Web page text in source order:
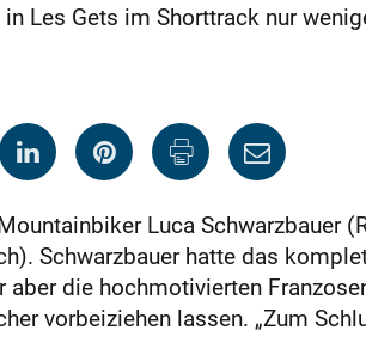
Les Gets im Shorttrack nur
Luca Schwarzbauer
Schwarzbauer hatte das
die hochmotivierten
vorbeiziehen lassen. „Zum